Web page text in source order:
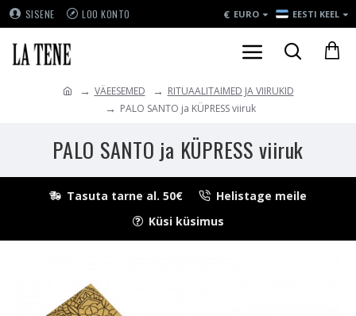
SISENE LOO KONTO € EURO EESTI KEEL
VÄEESEMED
RITUAALITAIMED JA VIIRUKID
PALO SANTO ja KÜPRESS viiruk
PALO SANTO ja KÜPRESS viiruk
Tasuta tarne al. 50€
Helistage meile
Küsi küsimus